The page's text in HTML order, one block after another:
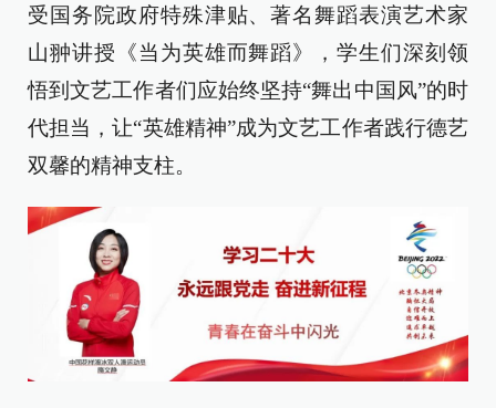
受国务院政府特殊津贴、著名舞蹈表演艺术家
山翀讲授《当为英雄而舞蹈》，学生们深刻领
悟到文艺工作者们应始终坚持“舞出中国风”的时
代担当，让“英雄精神”成为文艺工作者践行德艺
双馨的精神支柱。